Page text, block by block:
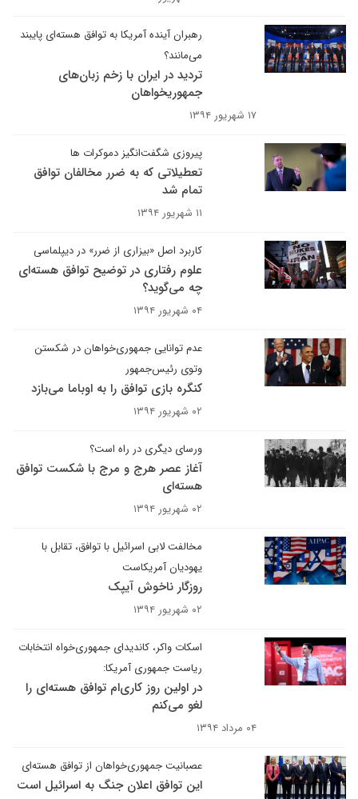
رهبران آینده آمریکا به توافق هسته‌ای پایبند
می‌مانند؟
تردید در ایران با زخم زبان‌های
جمهوریخواهان
۱۷ شهریور ۱۳۹۴
پیروزی شگفت‌انگیز دموکرات ها
تعطیلاتی که به ضرر مخالفان توافق
تمام شد
۱۱ شهریور ۱۳۹۴
کاربرد اصل «بیزاری از ضرر» در دیپلماسی
علوم رفتاری در توضیح توافق هسته‌ای
چه می‌گوید؟
۰۴ شهریور ۱۳۹۴
عدم توانایی جمهوری‌خواهان در شکستن
وتوی رئیس‌جمهور
کنگره بازی توافق را به اوباما می‌بازد
۰۲ شهریور ۱۳۹۴
ورسای دیگری در راه است؟
آغاز عصر هرج و مرج با شکست توافق
هسته‌ای
۰۲ شهریور ۱۳۹۴
مخالفت لابی اسرائیل با توافق، تقابل با
یهودیان آمریکاست
روزگار ناخوش آیپک
۰۲ شهریور ۱۳۹۴
اسکات واکر، کاندیدای جمهوری‌خواه انتخابات
ریاست جمهوری آمریکا:
در اولین روز کاری‌ام توافق هسته‌ای را
لغو می‌کنم
۰۴ مرداد ۱۳۹۴
عصبانیت جمهوری‌خواهان از توافق هسته‌ای
این توافق اعلان جنگ به اسرائیل است